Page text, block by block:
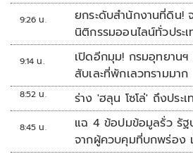
9:26 น.
ยกระดับสำนักงานที่ดิน!
นิติกรรมออนไลน์ทั่วประ
9:14 น.
เปิดอีกมุม! กรมอุทยานฯ
สับเละที่พักเลวทรามมาก
8:52 น. ร่าง 'ฮลุน โซโล่' ถึงประ
8:45 น.
แฉ 4 ข้อปมข้อมูลรั่ว รั
จากผู้ควบคุมที่บกพร่อง
คนเอาความจริงมาพูด